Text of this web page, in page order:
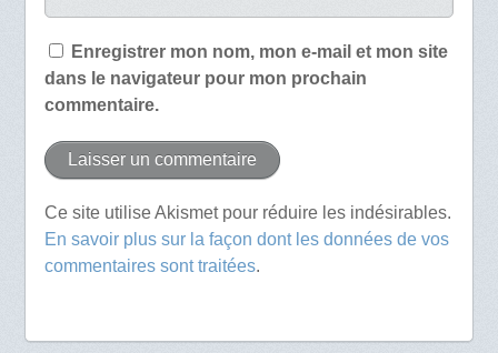
Enregistrer mon nom, mon e-mail et mon site
dans le navigateur pour mon prochain
commentaire.
Ce site utilise Akismet pour réduire les indésirables.
En savoir plus sur la façon dont les données de vos
commentaires sont traitées.